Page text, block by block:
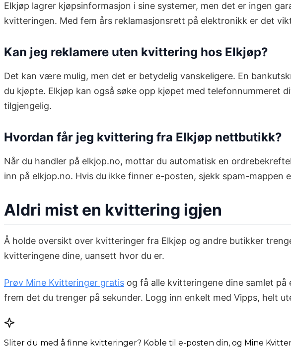
Elkjøp lagrer kjøpsinformasjon i sine systemer, men det er ingen
kvitteringen. Med fem års reklamasjonsrett på elektronikk er det
Kan jeg reklamere uten kvittering hos Elkjøp?
Det kan være mulig, men det er betydelig vanskeligere. En
du kjøpte. Elkjøp kan også søke opp kjøpet med telefonnummeret
tilgjengelig.
Hvordan får jeg kvittering fra Elkjøp nettbutikk?
Når du handler på elkjop.no, mottar du automatisk en
inn på elkjop.no. Hvis du ikke finner e-posten, sjekk spam-mappen
Aldri mist en kvittering igjen
Å holde oversikt over kvitteringer fra Elkjøp og andre butikker
kvitteringene dine, uansett hvor du er.
Prøv Mine Kvitteringer gratis og få alle kvitteringene dine samlet
frem det du trenger på sekunder. Logg inn enkelt med Vipps, helt
Sliter du med å finne kvitteringer? Koble til e-posten din, og Mine